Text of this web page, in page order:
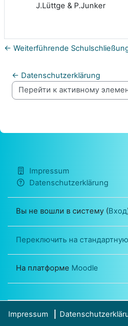
J.Lüttge & P.Junker
← Weiterführende
← Datenschutzerklärung
Перейти к активному
Impressum
Datenschutzerklärung
Вы не вошли в систему (Вход
Переключить на
На платформе Moodle
Impressum